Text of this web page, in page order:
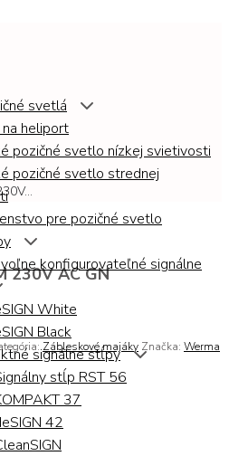
svetlá
heliport
pozičné svetlo nízkej svietivosti
pozičné svetlo strednej
pre pozičné svetlo
voľne konfigurovateľné signálne
White
Black
signálne stĺpy
stĺp RST 56
37
42
230V AC GN
Zábleskové majáky Značka: Werma